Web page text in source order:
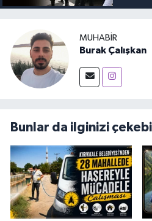
MUHABIR
Burak Çalışkan
Bunlar da ilginizi